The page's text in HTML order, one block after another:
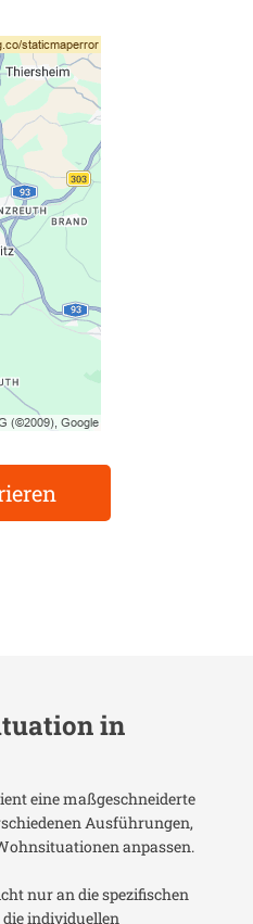
in
eine maßgeschneiderte
Ausführungen,
anpassen.
nur an die spezifischen
individuellen